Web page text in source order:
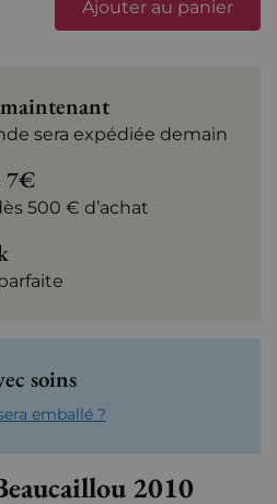
Ajouter au panier
sera expédiée demain
7€
500 € d’achat
soins
emballé ?
2010